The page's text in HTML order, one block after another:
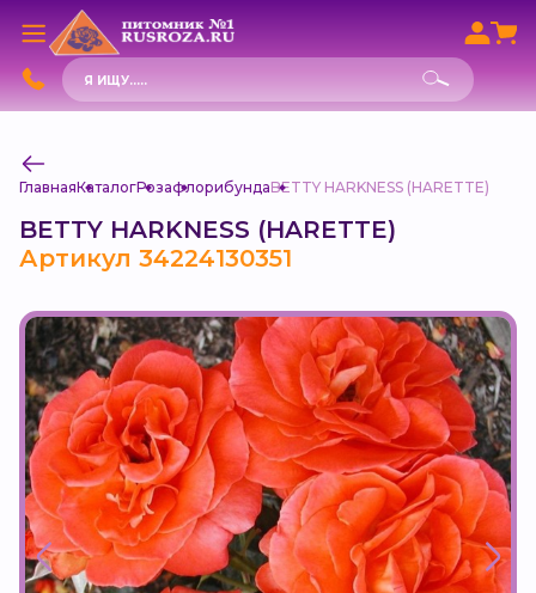
Поиск
товаров
ГлавнаяКаталогРозафлорибундаBETTY HARKNESS (HARETTE)
BETTY HARKNESS (HARETTE)
Артикул 34224130351